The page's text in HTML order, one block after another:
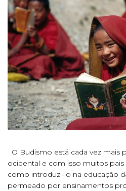
O Budismo está cada vez mais
ocidental e com isso muitos
como introduzi-lo na educação
permeado por ensinamentos